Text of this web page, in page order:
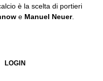
è la scelta di portieri
e Manuel Neuer.